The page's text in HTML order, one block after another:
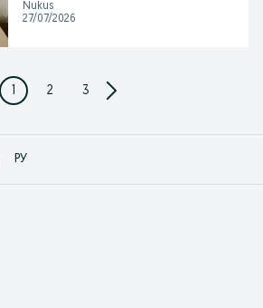
Nukus
27/07/2026
1 2 3
РУ